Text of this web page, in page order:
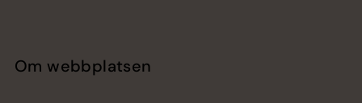
Om webbplatsen